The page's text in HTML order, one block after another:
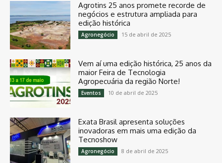
Agrotins 25 anos promete recorde de
negócios e estrutura ampliada para
edição histórica
Agronegócio 15 de abril de 2025
Vem aí uma edição histórica, 25 anos da
maior Feira de Tecnologia
Agropecuária da região Norte!
Eventos 10 de abril de 2025
Exata Brasil apresenta soluções
inovadoras em mais uma edição da
Tecnoshow
Agronegócio 8 de abril de 2025